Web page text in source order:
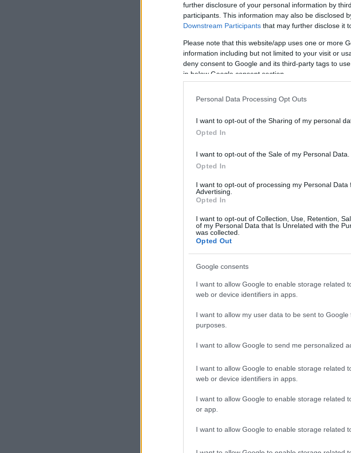
further disclosure of your personal information by
participants. This information may also be disclosed
Downstream Participants that may further disclose it
Please note that this website/app uses one or more
information including but not limited to your visit or
deny consent to Google and its third-party tags to
in below Google consent section.
Personal Data Processing Opt Outs
I want to opt-out of the Sharing of my personal
Opted In
I want to opt-out of the Sale of my Personal Data.
Opted In
I want to opt-out of processing my Personal Data
Advertising.
Opted In
I want to opt-out of Collection, Use, Retention,
of my Personal Data that Is Unrelated with the
was collected.
Opted Out
Google consents
I want to allow Google to enable storage related
web or device identifiers in apps.
I want to allow my user data to be sent to
purposes.
I want to allow Google to send me personalized
I want to allow Google to enable storage related
web or device identifiers in apps.
I want to allow Google to enable storage related
or app.
I want to allow Google to enable storage related